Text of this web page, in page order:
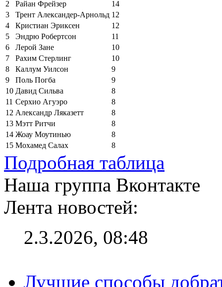
2
Райан Фрейзер
14
3
Трент Александер-Арнольд 12
4
Кристиан Эриксен
12
5
Эндрю Робертсон
11
6
Лерой Зане
10
7
Рахим Стерлинг
10
8
Каллум Уилсон
9
9
Поль Погба
9
10 Давид Сильва
8
11 Серхио Агуэро
8
12 Александр Ляказетт
8
13 Мэтт Ритчи
8
14 Жоау Моутинью
8
15 Мохамед Салах 8
Подробная таблица
Наша группа Вконтакте
Лента новостей:
2.3.2026, 08:48
Лучшие способы